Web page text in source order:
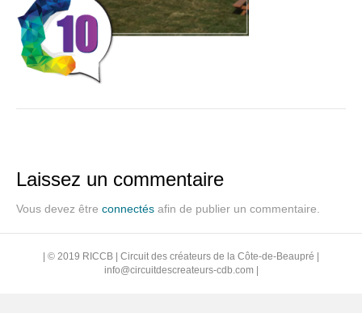
Laissez un commentaire
Vous devez être connectés afin de publier un commentaire.
| © 2019 RICCB | Circuit des créateurs de la Côte-de-Beaupré |
info@circuitdescreateurs-cdb.com|